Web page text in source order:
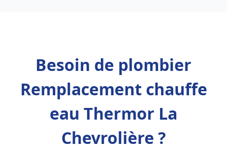
Besoin de plombier
Remplacement chauffe
eau Thermor La
Chevrolière ?